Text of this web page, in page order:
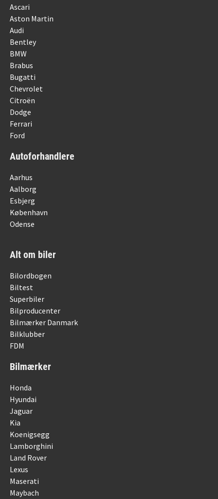
Ascari
Aston Martin
Audi
Bentley
BMW
Brabus
Bugatti
Chevrolet
Citroën
Dodge
Ferrari
Ford
Autoforhandlere
Aarhus
Aalborg
Esbjerg
København
Odense
Alt om biler
Bilordbogen
Biltest
Superbiler
Bilproducenter
Bilmærker Danmark
Bilklubber
FDM
Bilmærker
Honda
Hyundai
Jaguar
Kia
Koenigsegg
Lamborghini
Land Rover
Lexus
Maserati
Maybach